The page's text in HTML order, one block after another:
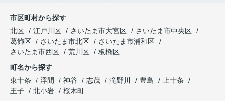
市区町村から探す
北区
江戸川区 さいたま市大宮区
さいたま市中央区
葛飾区
さいたま市北区
さいたま市浦和区
さいたま市西区
荒川区
板橋区
町名から探す
東十条
浮間 神谷 志茂 滝野川 豊島
上十条
王子
北小岩
桜木町